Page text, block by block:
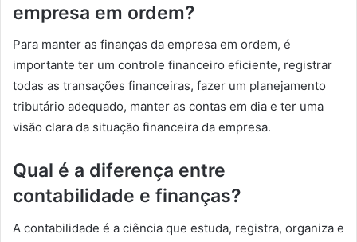
empresa em ordem?
Para manter as finanças da empresa em ordem, é
importante ter um controle financeiro eficiente, registrar
todas as transações financeiras, fazer um planejamento
tributário adequado, manter as contas em dia e ter uma
visão clara da situação financeira da empresa.
Qual é a diferença entre
contabilidade e finanças?
A contabilidade é a ciência que estuda, registra, organiza e